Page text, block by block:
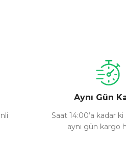
Aynı Gün
Saat 14:00’a kadar
aynı gün kargo